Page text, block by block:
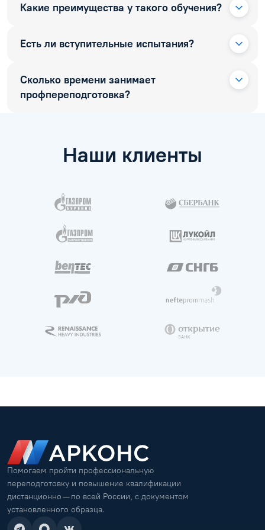
Какие преимущества у такого обучения?
Есть ли вступительные испытания?
Сколько времени занимает
профпереподготовка?
Наши клиенты
Помогаем пройти профессиональную
переподготовку и повышение квалификации
дистанционно — по всей России, с документом
установленного образца.